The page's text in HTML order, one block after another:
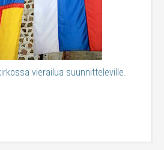
vierailua suunnitteleville.